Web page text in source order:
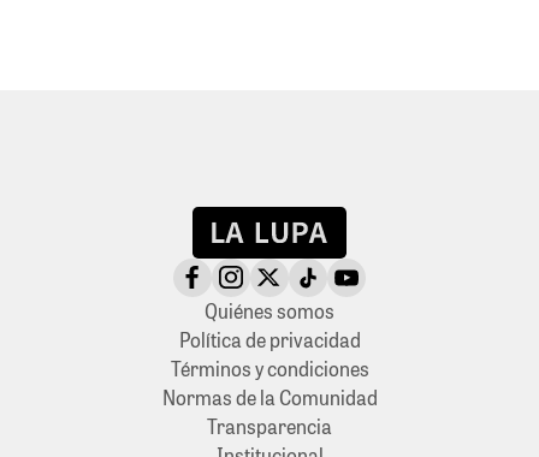
Quiénes somos
Política de privacidad
Términos y condiciones
Normas de la Comunidad
Transparencia